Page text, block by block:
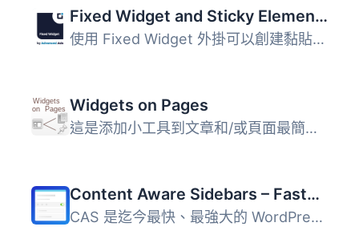
Fixed Widget and Sticky Elements for WordPress
使用 Fixed Widget 外掛可以創建黏貼式的小部件、區塊和其他...
Widgets on Pages
這是添加小工具到文章和/或頁面最簡單，也是評價最高的方法。...
Content Aware Sidebars – Fastest Widget Area Plugin
CAS 是迄今最快、最強大的 WordPress 側邊欄外掛程式。您可以...